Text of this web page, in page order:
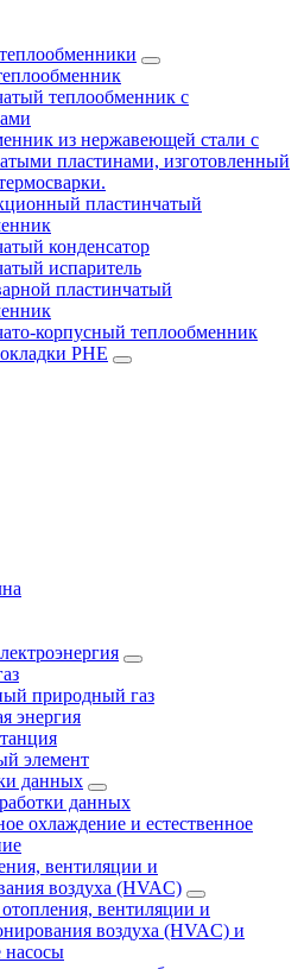
теплообменник с
из нержавеющей стали с
пластинами, изготовленный
пластинчатый
конденсатор
испаритель
пластинчатый
корпусный теплообменник
PHE
природный газ
энергия
элемент
данных
данных
охлаждение и естественное
вентиляции и
воздуха (HVAC)
вентиляции и
воздуха (HVAC) и
насосы